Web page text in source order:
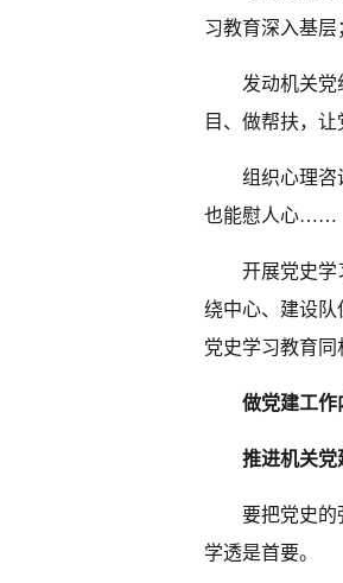
习教育深入基层
发动机关
目、做帮扶，让
组织心理咨
也能慰人心……
开展党史学
绕中心、建设队
党史学习教育同
做党建工作
推进机关党
要把党史的
学透是首要。